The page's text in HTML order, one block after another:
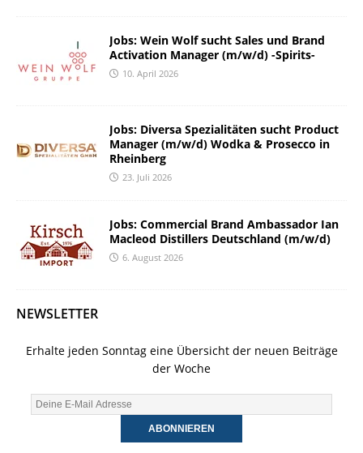
Jobs: Wein Wolf sucht Sales und Brand
Activation Manager (m/w/d) -Spirits-
10. April 2026
Jobs: Diversa Spezialitäten sucht Product
Manager (m/w/d) Wodka & Prosecco in
Rheinberg
23. Juli 2026
Jobs: Commercial Brand Ambassador Ian
Macleod Distillers Deutschland (m/w/d)
6. August 2026
NEWSLETTER
Erhalte jeden Sonntag eine Übersicht der neuen Beiträge
der Woche